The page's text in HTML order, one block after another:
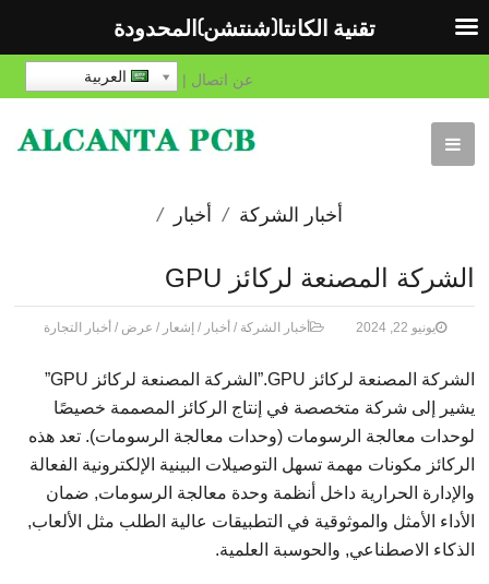
عن اتصال | العربية
أخبار الشركة أخبار
عرض أخبار
التجارة
الشركة المصنعة لركائز GPU
يونيو 22, 2024 أخبار الشركة / أخبار / إشعار / عرض / أخبار التجارة
الشركة المصنعة لركائز GPU.”الشركة المصنعة لركائز GPU”
يشير إلى شركة متخصصة في إنتاج الركائز المصممة خصيصًا
لوحدات معالجة الرسومات (وحدات معالجة الرسومات). تعد هذه
الركائز مكونات مهمة تسهل التوصيلات البينية الإلكترونية الفعالة
والإدارة الحرارية داخل أنظمة وحدة معالجة الرسومات, ضمان
الأداء الأمثل والموثوقية في التطبيقات عالية الطلب مثل الألعاب,
الذكاء الاصطناعي, والحوسبة العلمية.
تقنية الكانتا(شنتشن)المحدودة